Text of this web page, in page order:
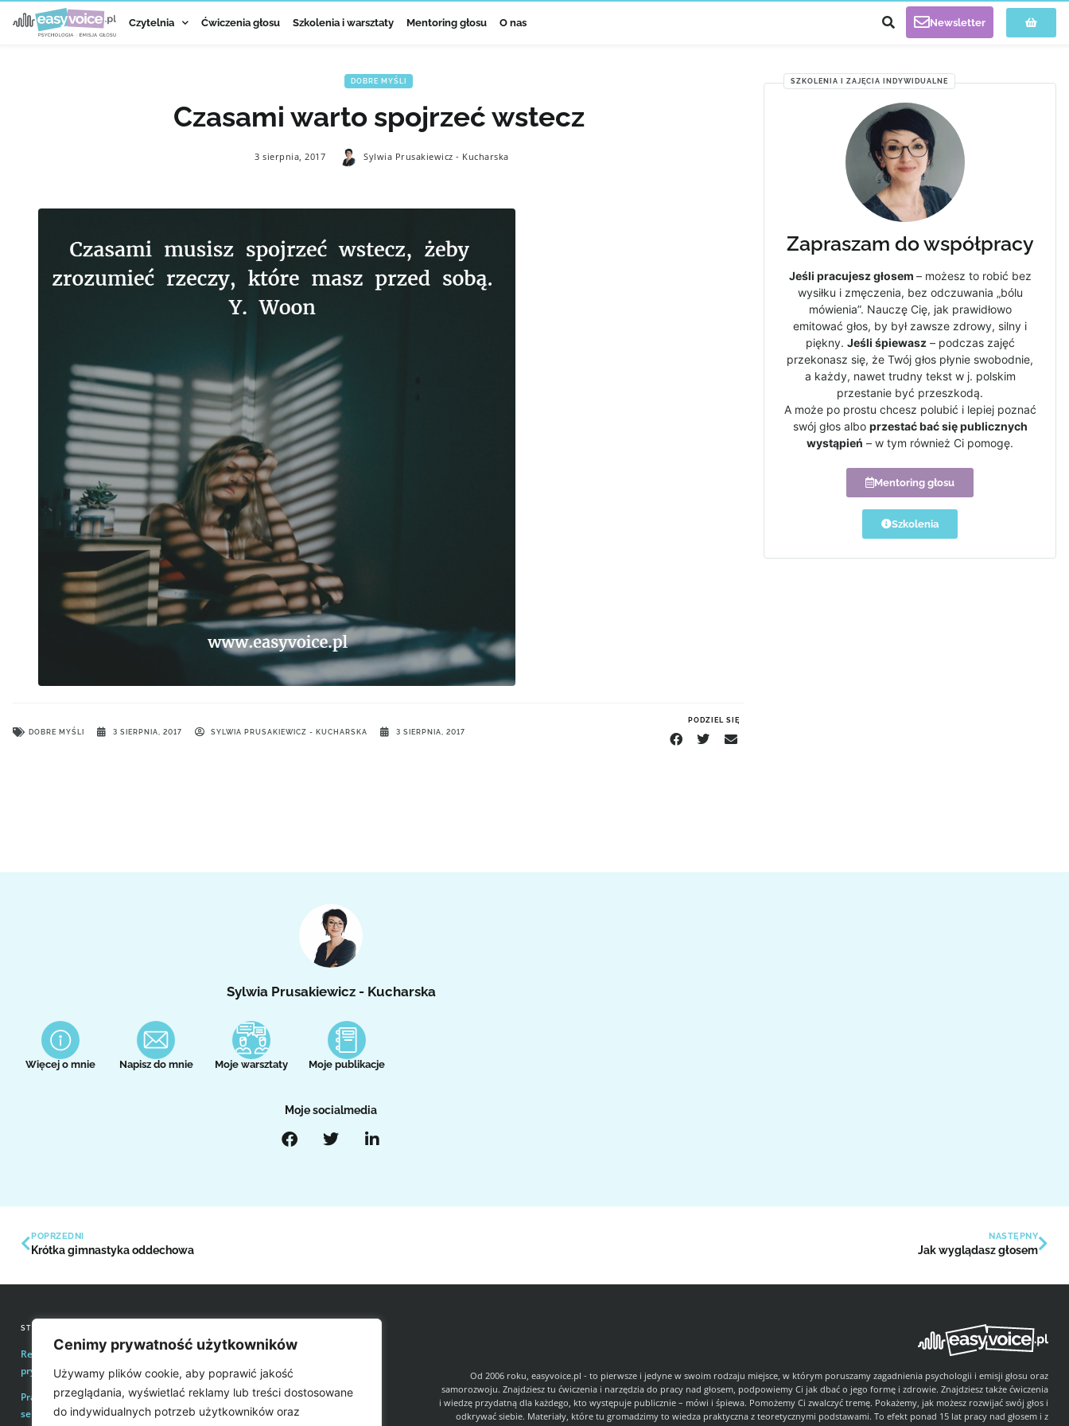
Cenimy prywatność użytkowników
Używamy plików cookie, aby poprawić jakość
przeglądania, wyświetlać reklamy lub treści dostosowane
do indywidualnych potrzeb użytkowników oraz
Czytelnia Ćwiczenia głosu Szkolenia i warsztaty Mentoring głosu O nas Newsletter
DOBRE MYŚLI
Czasami warto spojrzeć wstecz
3 sierpnia, 2017 Sylwia Prusakiewicz - Kucharska
DOBRE MYŚLI 3 SIERPNIA, 2017 SYLWIA PRUSAKIEWICZ - KUCHARSKA 3 SIERPNIA, 2017
PODZIEL SIĘ
Zapraszam do współpracy
Jeśli pracujesz głosem – możesz to robić bez
wysiłku i zmęczenia, bez odczuwania „bólu
mówienia”. Nauczę Cię, jak prawidłowo
emitować głos, by był zawsze zdrowy, silny i
piękny. Jeśli śpiewasz– podczas zajęć
przekonasz się, że Twój głos płynie swobodnie,
a każdy, nawet trudny tekst w j. polskim
przestanie być przeszkodą.
A może po prostu chcesz polubić i lepiej poznać
swój głos albo przestać bać się publicznych
wystąpień – w tym również Ci pomogę.
Mentoring głosu
Szkolenia
SZKOLENIA I ZAJĘCIA INDYWIDUALNE
Sylwia Prusakiewicz - Kucharska
Więcej o mnie Napisz do mnie Moje warsztaty Moje publikacje
Moje socialmedia
POPRZEDNI
Krótka gimnastyka oddechowa
NASTĘPNY
Jak wyglądasz głosem
STRONY INFORMACYJNE
Regulamin zakupów i polityka
prywatności
Prawa autorskie i wykorzystywanie treści
serwisu
Email:redakcja@easyvoice.pl
WSPÓŁPRACE, OFERTY
Email: karol@easyvoice.pl
Od 2006 roku, easyvoice.pl - to pierwsze i jedyne w swoim rodzaju miejsce, w którym poruszamy zagadnienia psychologii i emisji głosu oraz
samorozwoju. Znajdziesz tu ćwiczenia i narzędzia do pracy nad głosem, podpowiemy Ci jak dbać o jego formę i zdrowie. Znajdziesz także ćwiczenia
i wiedzę przydatną dla każdego, kto występuje publicznie – mówi i śpiewa. Pomożemy Ci zwalczyć tremę. Pokażemy, jak możesz rozwijać swój głos i
odkrywać siebie. Materiały, które tu gromadzimy to wiedza praktyczna z teoretycznymi podstawami. To efekt ponad 15 lat pracy nad głosem i z